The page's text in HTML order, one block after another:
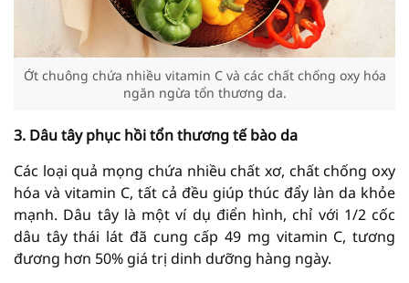
Ớt chuông chứa nhiều vitamin C và các chất chống oxy hóa
ngăn ngừa tổn thương da.
3. Dâu tây phục hồi tổn thương tế bào da
Các loại quả mọng chứa nhiều chất xơ, chất chống oxy
hóa và vitamin C, tất cả đều giúp thúc đẩy làn da khỏe
mạnh. Dâu tây là một ví dụ điển hình, chỉ với 1/2 cốc
dâu tây thái lát đã cung cấp 49 mg vitamin C, tương
đương hơn 50% giá trị dinh dưỡng hàng ngày.